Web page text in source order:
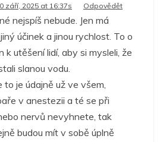
září, 2025 at 16:37s Odpovědět
nejspíš nebude. Jen má
účinek a jinou rychlost. To o
k utěšení lidí, aby si mysleli, že
slanou vodu.
to je údajně už ve všem,
v anestezii a té se při
nervů nevyhnete, tak
budou mít v sobě úplně